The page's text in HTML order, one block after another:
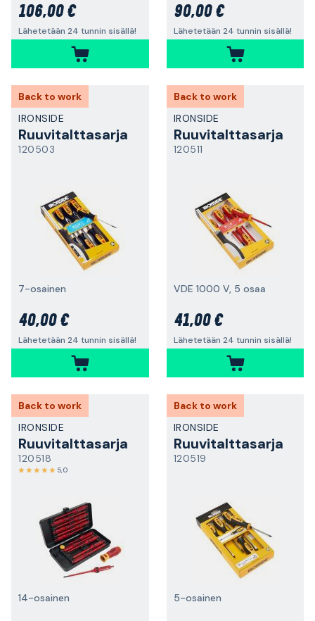
106,00 €
Lähetetään 24 tunnin sisällä!
90,00 €
Lähetetään 24 tunnin sisällä!
Back to work
IRONSIDE
Ruuvitalttasarja
120503
7-osainen
40,00 €
Lähetetään 24 tunnin sisällä!
Back to work
IRONSIDE
Ruuvitalttasarja
120511
VDE 1000 V, 5 osaa
41,00 €
Lähetetään 24 tunnin sisällä!
Back to work
IRONSIDE
Ruuvitalttasarja
120518
5,0
14-osainen
Back to work
IRONSIDE
Ruuvitalttasarja
120519
5-osainen